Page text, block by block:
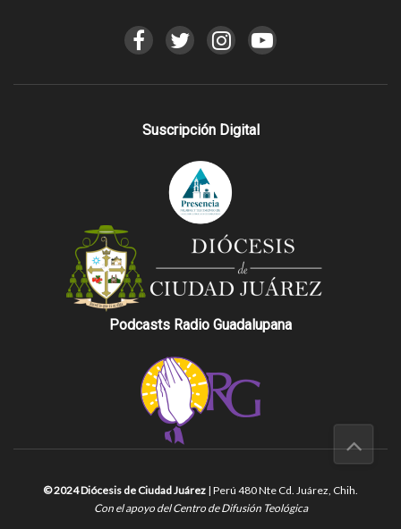
Suscripción Digital
Podcasts Radio Guadalupana
© 2024 Diócesis de Ciudad Juárez | Perú 480 Nte Cd. Juárez, Chih.
Con el apoyo del Centro de Difusión Teológica